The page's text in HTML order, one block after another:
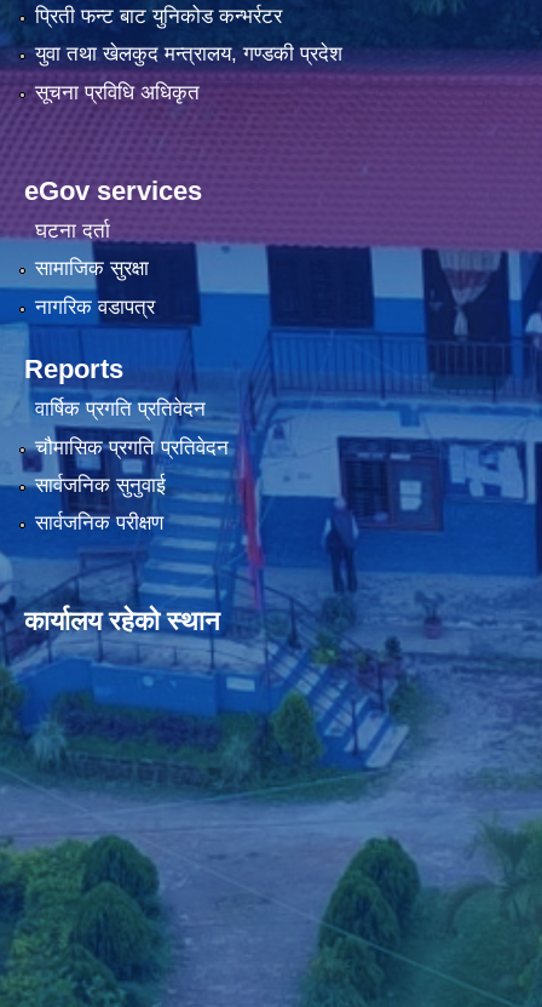
प्रिती फन्ट बाट युनिकोड कन्भर्रटर
युवा तथा खेलकुद मन्त्रालय, गण्डकी प्रदेश
सूचना प्रविधि अधिकृत
eGov services
घटना दर्ता
सामाजिक सुरक्षा
नागरिक वडापत्र
Reports
वार्षिक प्रगति प्रतिवेदन
चौमासिक प्रगति प्रतिवेदन
सार्वजनिक सुनुवाई
सार्वजनिक परीक्षण
कार्यालय रहेको स्थान